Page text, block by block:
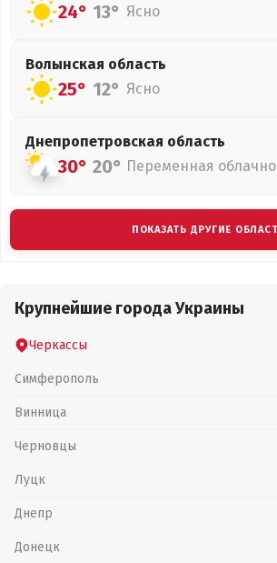
24° 13° Ясно
Волынская область
25° 12° Ясно
Днепропетровская область
30° 20° Переменная
ПОКАЗАТЬ ДРУГИЕ
Крупнейшие города Украины
Черкассы
Симферополь
Винница
Черновцы
Луцк
Днепр
Донецк